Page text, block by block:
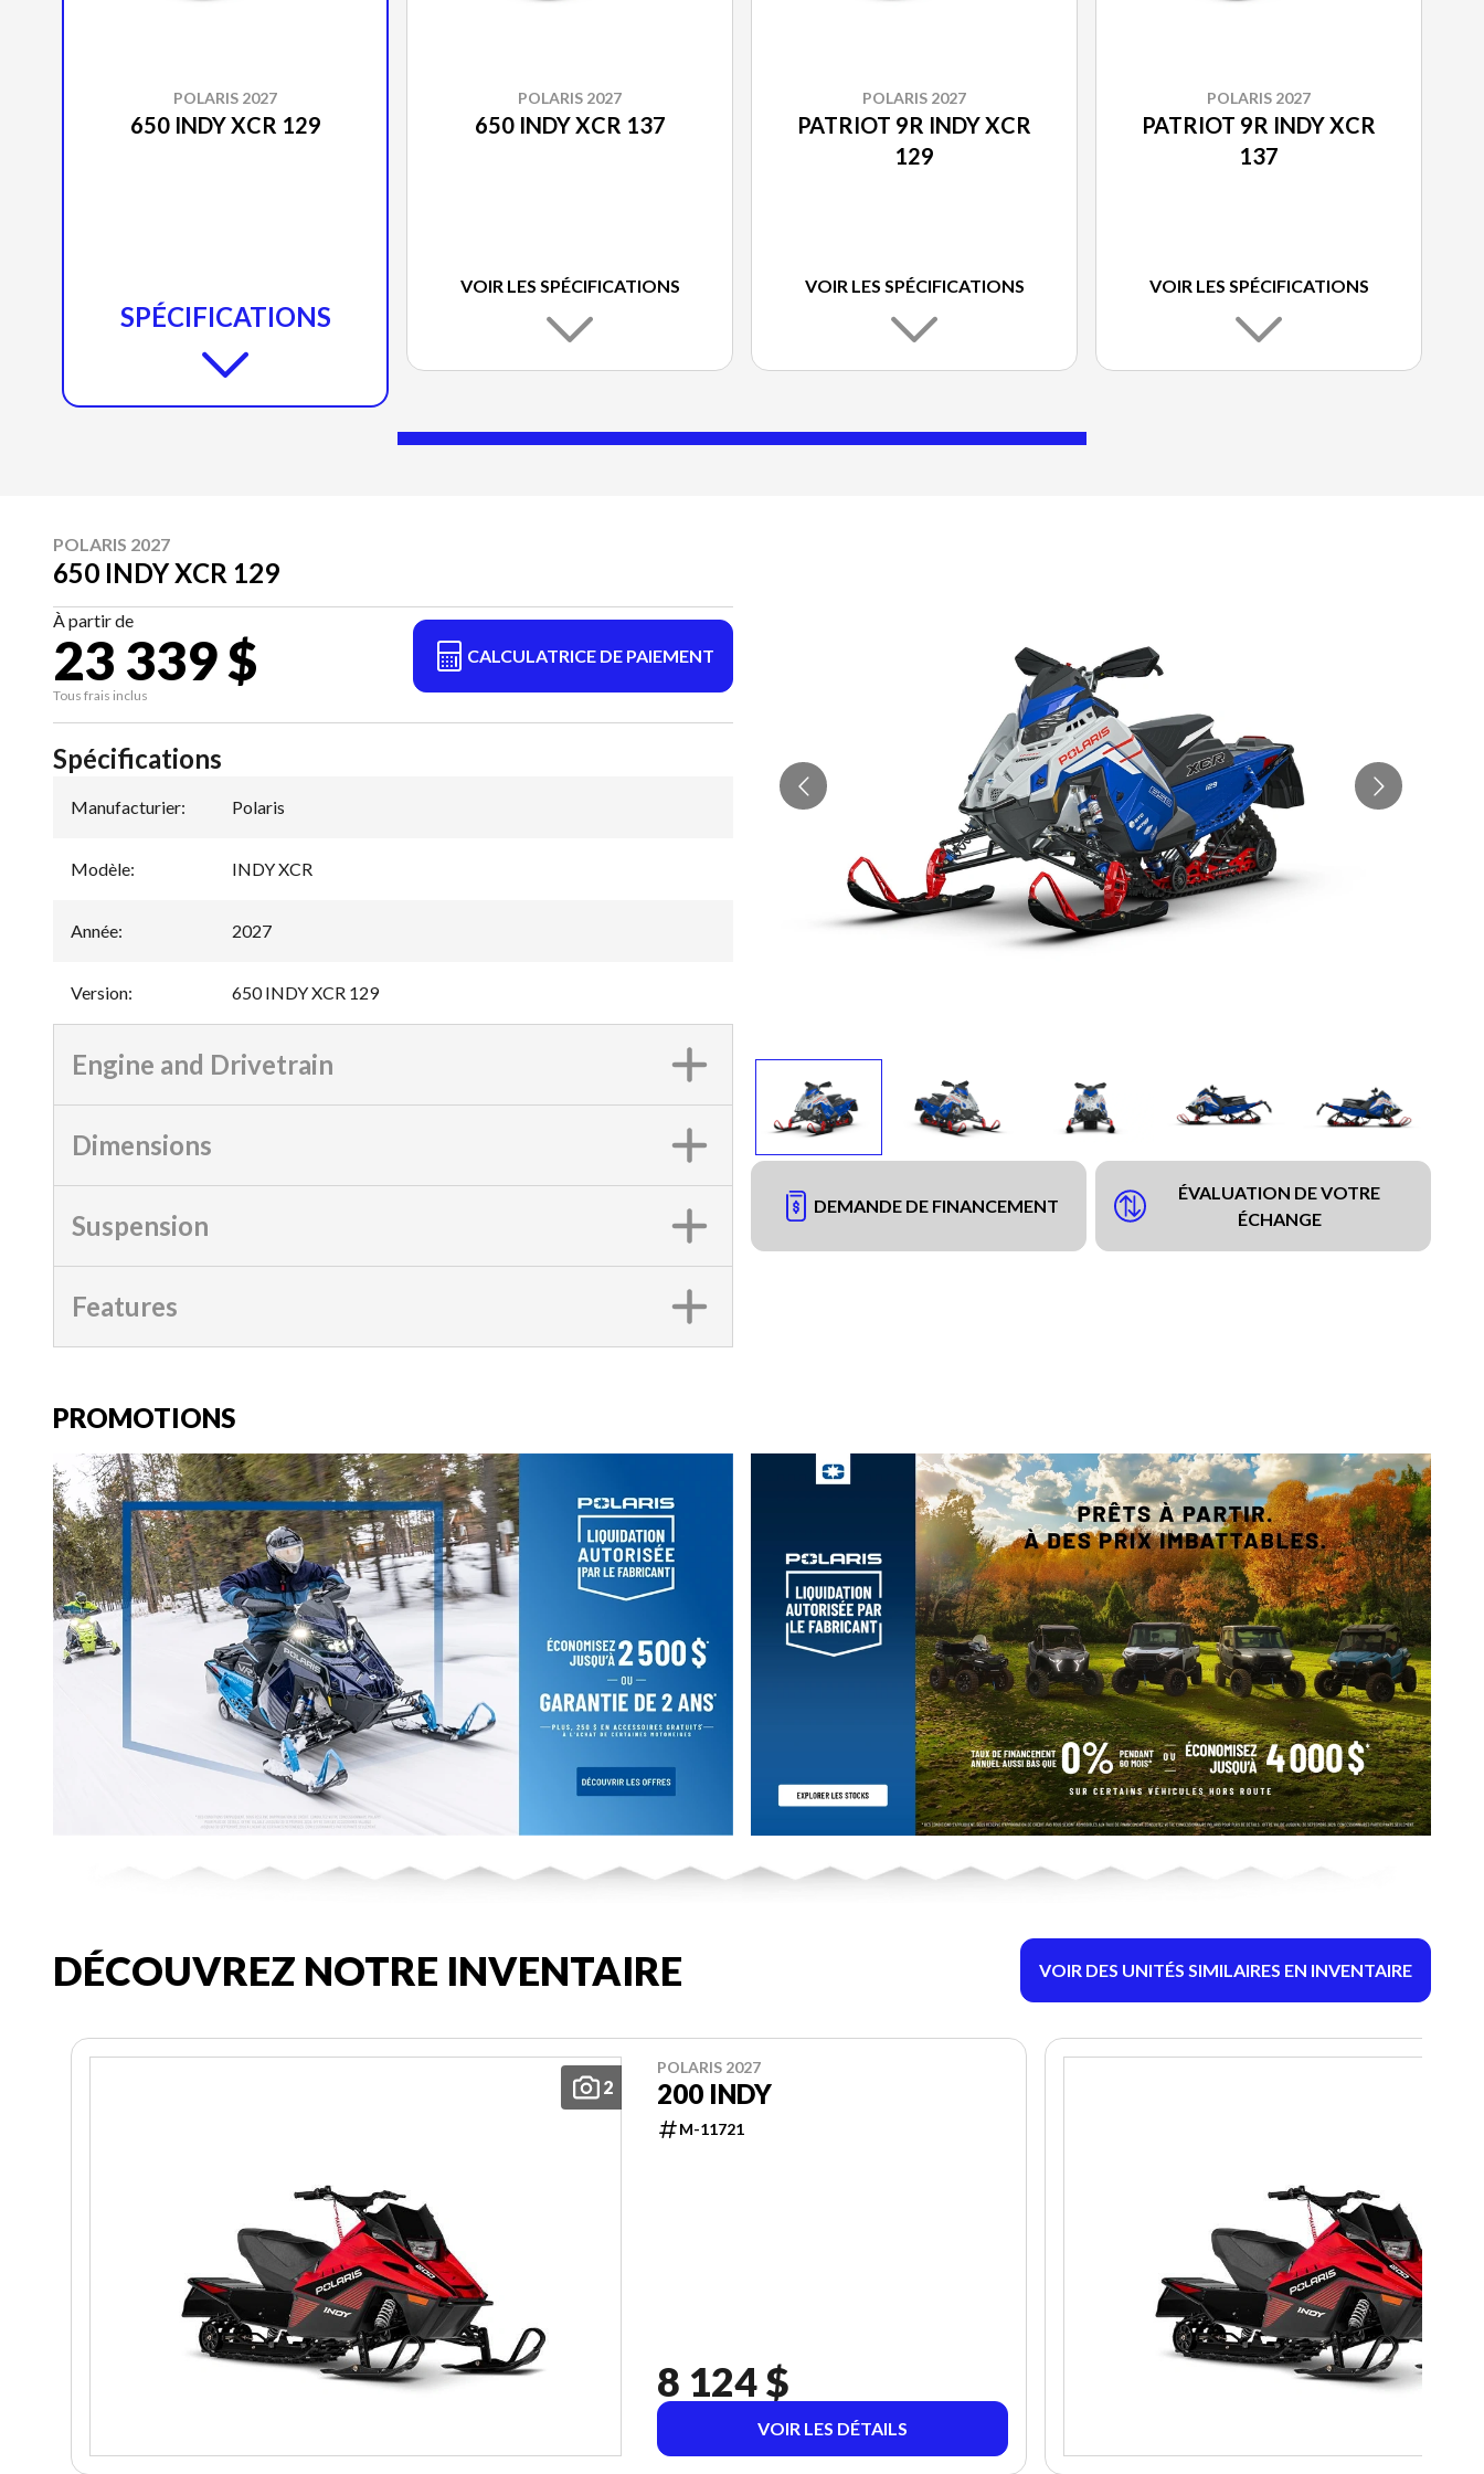
POLARIS 2027
650 INDY XCR 129
SPÉCIFICATIONS
POLARIS 2027
650 INDY XCR 137
VOIR LES SPÉCIFICATIONS
POLARIS 2027
PATRIOT 9R INDY XCR
129
VOIR LES SPÉCIFICATIONS
POLARIS 2027
PATRIOT 9R INDY XCR
137
VOIR LES SPÉCIFICATIONS
POLARIS 2027
650 INDY XCR 129
À partir de
23 339 $
Tous frais inclus
CALCULATRICE DE PAIEMENT
DEMANDE DE FINANCEMENT
ÉVALUATION DE VOTRE
ÉCHANGE
Spécifications
Manufacturier: Polaris
Modèle: INDY XCR
Année: 2027
Version: 650 INDY XCR 129
Engine and Drivetrain
Dimensions
Suspension
Features
PROMOTIONS
DÉCOUVREZ NOTRE INVENTAIRE VOIR DES UNITÉS SIMILAIRES EN INVENTAIRE
2
POLARIS 2027
200 INDY
M-11721
8 124 $
VOIR LES DÉTAILS